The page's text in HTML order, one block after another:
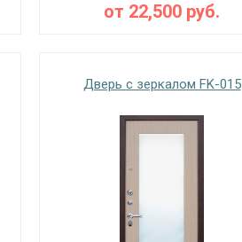
от 22,500 руб.
Дверь с зеркалом FK-015